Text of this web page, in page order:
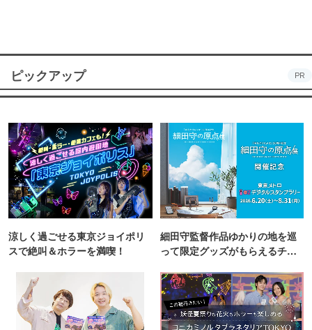
ピックアップ PR
涼しく過ごせる東京ジョイポリ
スで絶叫＆ホラーを満喫！
細田守監督作品ゆかりの地を巡
って限定グッズがもらえるチャ